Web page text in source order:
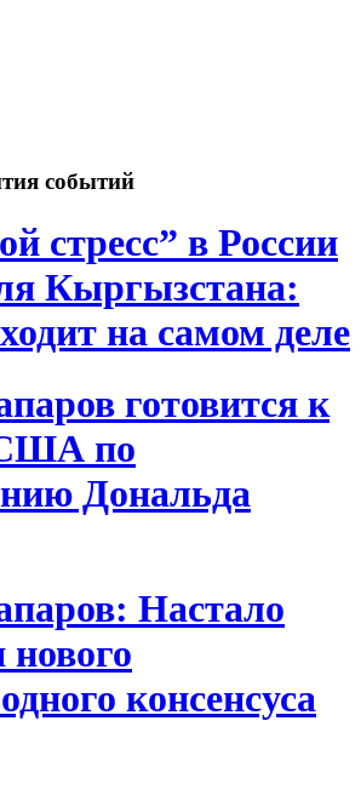
событий
стресс” в России
Кыргызстана:
на самом деле
готовится к
по
Дональда
Настало
консенсуса